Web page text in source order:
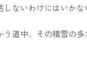
ないわけにはいかな
う道中、その積雪の多